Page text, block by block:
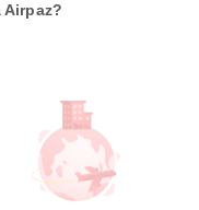
Airpaz?